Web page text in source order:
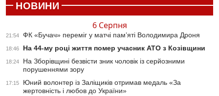
НОВИНИ
6 Серпня
21:54 ФК «Бучач» переміг у матчі пам’яті Володимира Дроня
18:46 На 44-му році життя помер учасник АТО з Козівщини
18:24
На Зборівщині безвісти зник чоловік із серйозними
порушеннями зору
17:15
Юний волонтер із Заліщиків отримав медаль «За
жертовність і любов до України»